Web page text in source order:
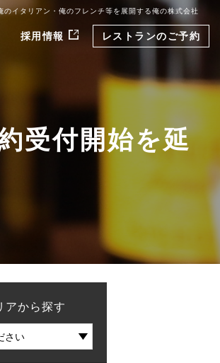
のイタリアン・俺のフレンチ等を展開する俺の株式会社
採用情報 レストランのご予約
受付開始を延
アから探す